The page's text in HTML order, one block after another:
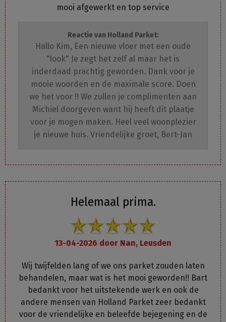
mooi afgewerkt en top service
Reactie van Holland Parket:
Hallo Kim, Een nieuwe vloer met een oude
"look" Je zegt het zelf al maar het is
inderdaad prachtig geworden. Dank voor je
mooie woorden en de maximale score. Doen
we het voor !! We zullen je complimenten aan
Michiel doorgeven want hij heeft dit plaatje
voor je mogen maken. Heel veel woonplezier
je nieuwe huis. Vriendelijke groet, Bert-Jan
Helemaal prima.
13-04-2026 door Nan, Leusden
Wij twijfelden lang of we ons parket zouden laten
behandelen, maar wat is het mooi geworden!! Bart
bedankt voor het uitstekende werk en ook de
andere mensen van Holland Parket zeer bedankt
voor de vriendelijke en beleefde bejegening en de